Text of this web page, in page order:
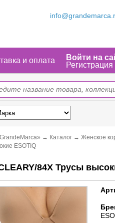
и оплата
Войти на
Регистрация
→ Каталог → Женское
ESOTIQ
84X Трусы